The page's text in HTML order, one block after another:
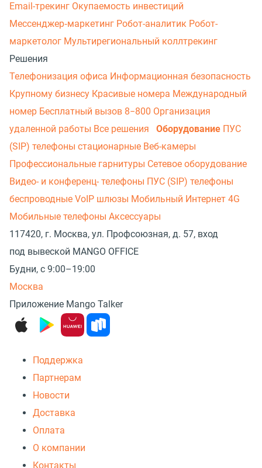
Email-трекинг Окупаемость инвестиций
Мессенджер‑маркетинг Робот-аналитик Робот-
маркетолог Мультирегиональный коллтрекинг
Решения
Телефонизация офиса Информационная безопасность
Крупному бизнесу Красивые номера Международный
номер Бесплатный вызов 8−800 Организация
удаленной работы Все решения Оборудование ПУС
(SIP) телефоны стационарные Веб-камеры
Профессиональные гарнитуры Сетевое оборудование
Видео- и конференц- телефоны ПУС (SIP) телефоны
беспроводные VoIP шлюзы Мобильный Интернет 4G
Мобильные телефоны Аксессуары
117420, г. Москва, ул. Профсоюзная, д. 57, вход
под вывеской MANGO OFFICE
Будни, с 9:00–19:00
Москва
Приложение Mango Talker
Поддержка
Партнерам
Новости
Доставка
Оплата
О компании
Контакты